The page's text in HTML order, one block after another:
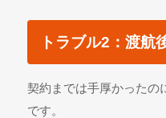
トラブル2：渡航
契約までは手厚かったの
です。